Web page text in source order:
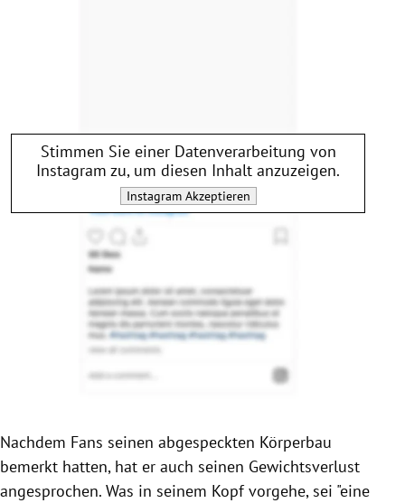
Stimmen Sie einer Datenverarbeitung von
Instagram zu, um diesen Inhalt anzuzeigen.
InstagramAkzeptieren
Nachdem Fans seinen abgespeckten Körperbau
bemerkt hatten, hat er auch seinen Gewichtsverlust
angesprochen. Was in seinem Kopf vorgehe, sei "eine